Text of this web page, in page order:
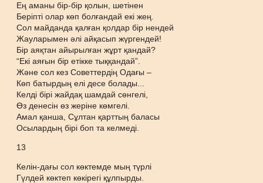
Ең аманы бір-бір қолын, шетінен
Беріпті олар көп болғандай екі жең.
Сол майданда қалған қолдар бір нендей
Жауларымен әлі айқасып жүргендей!
Бір аяқтан айырылған жұрт қандай?
“Екі аяғын бір етікке тыққандай”.
Және сол кез Советтердің Одағы –
Көп батырдың елі десе болады...
Келді бірі жайдақ шамдай сөнгелі,
Өз денесін өз жеріне көмгелі.
Амал қанша, Сұлтан қарттың баласы
Осылардың бірі боп та келмеді.
13
Келін-дағы сол көктемде мың түрлі
Гүлдей көктеп көкірегі құлпырды.